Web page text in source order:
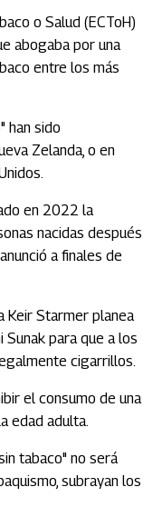
o Salud (ECToH)
abogaba por una
entre los más
han sido
Zelanda, o en
en 2022 la
nacidas después
a finales de
Keir Starmer planea
para que a los
cigarrillos.
el consumo de una
edad adulta.
tabaco" no será
subrayan los